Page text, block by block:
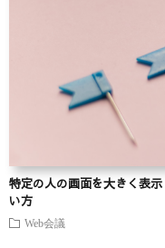
特定の人の画面を大きく表
い方
Web会議